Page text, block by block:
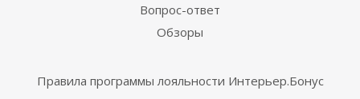
Вопрос-ответ
Обзоры
Правила программы лояльности Интерьер.Бонус